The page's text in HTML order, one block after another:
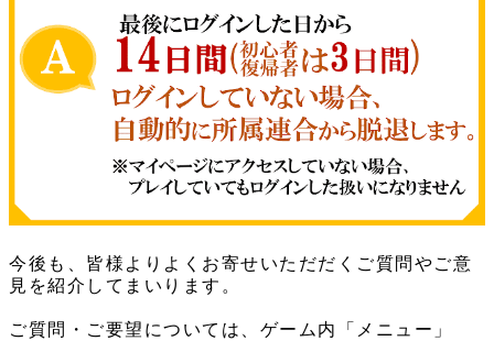
今後も、皆様よりよくお寄せいただだくご質問やご意
見を紹介してまいります。
ご質問・ご要望については、ゲーム内「メニュー」